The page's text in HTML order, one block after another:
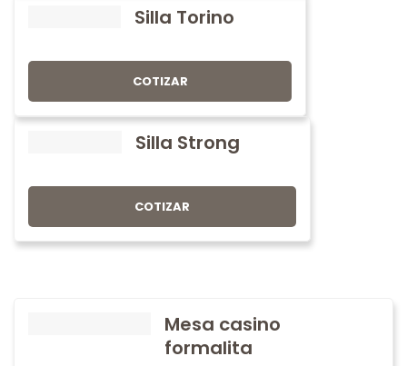
Silla Torino
COTIZAR
Silla Strong
COTIZAR
Mesa casino
formalita